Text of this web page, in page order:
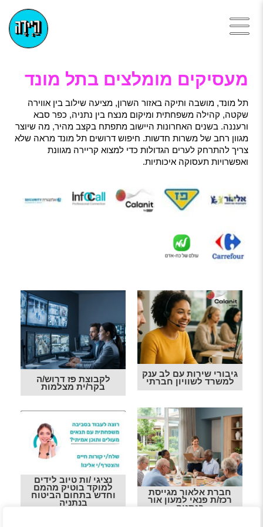
מעסיקים מומלצים בתל מונד
תל מונד, מושבה ותיקה באזור השרון, מציעה שילוב בין אווירה
שקטה, קהילה משפחתית ומיקום מנצח בין נתניה, כפר סבא
ורעננה. בשנים האחרונות היישוב מתפתח בקצב מהיר, מה שיוצר
מגוון רחב של משרות חדשות. חיפוש דרושים תל מונד מראה שלא
צריך להתרחק לערים הגדולות כדי למצוא קריירה מגוונת
ואפשרויות תעסוקה איכותיות.
גיבורי שירות עם לב ענק
למשרד לשוויון חברתי לקבוצת פז דרוש/ה
בקר/ית מצלמות
חברת אלאור מגייסת
רכז/ת פנאי למעון אור
בנתניה
נציגי /ות טיוב לידים
למוקד בוטיק מהמם
וחדש בתחום הביטוח
בנתניה